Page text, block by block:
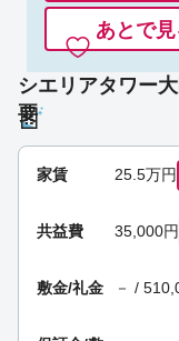
あとで見
シエリアタワー
要
家賃 25.5万円
共益費 35,000円
敷金/礼金 － /